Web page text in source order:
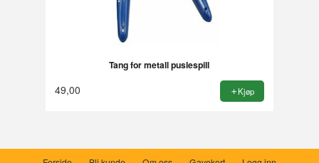
Tang for metall puslespill
49,00 Kjøp